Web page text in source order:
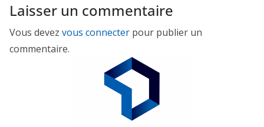
Laisser un commentaire
Vous devez vous connecter pour publier un
commentaire.